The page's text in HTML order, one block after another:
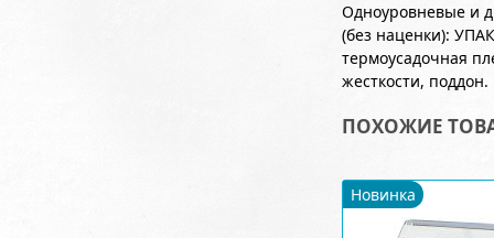
Одноуровневые и
(без наценки):
термоусадочная
жесткости,
ПОХОЖИЕ
Новинка